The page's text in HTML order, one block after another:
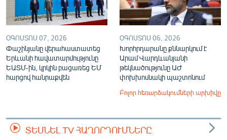
ՕԳՈՍՏՈՍ 07, 2026
Փաշինյանը վերահաստատեց
Երևանի հավատարմությունը
ԵԱՏՄ-ին, կրկին բացառեց ԵՄ
հարցով հանրաքվեն
ՕԳՈՍՏՈՍ 06, 2026
Խորհրդարանը քննարկում է
Արամ Վարդևանյանի
թեկնածությունը ԱԺ
փոխխոսնակի պաշտոնում
Բոլոր հեռարձակումների արխիվը
ՏԵՍՆԵԼ TV ՀԱՂՈՐԴՈՒՄՆԵՐԸ